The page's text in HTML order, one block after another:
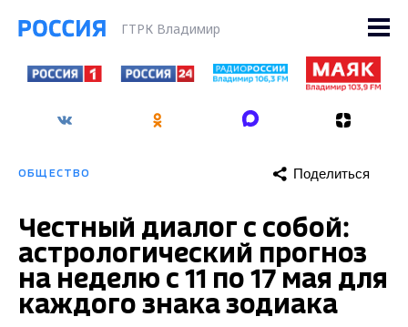
ГТРК Владимир
ОБЩЕСТВО Поделиться
Честный диалог с собой:
астрологический прогноз
на неделю с 11 по 17 мая для
каждого знака зодиака